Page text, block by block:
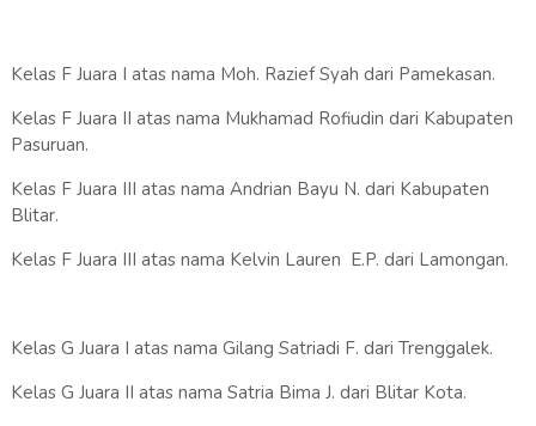
Kelas F Juara I atas nama Moh. Razief Syah dari Pamekasan.
Kelas F Juara II atas nama Mukhamad Rofiudin dari Kabupaten
Pasuruan.
Kelas F Juara III atas nama Andrian Bayu N. dari Kabupaten
Blitar.
Kelas F Juara III atas nama Kelvin Lauren E.P. dari Lamongan.
Kelas G Juara I atas nama Gilang Satriadi F. dari Trenggalek.
Kelas G Juara II atas nama Satria Bima J. dari Blitar Kota.